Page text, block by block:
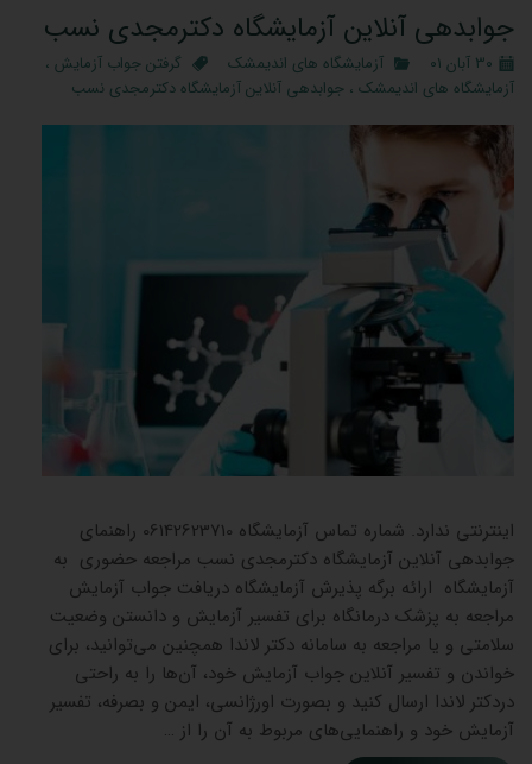
جوابدهی آنلاین آزمایشگاه دکترمجدی نسب
۳۰ آبان ۰۱ آزمایشگاه های اندیمشک گرفتن جواب آزمایش ،
آزمایشگاه های اندیمشک ، جوابدهی آنلاین آزمایشگاه دکترمجدی نسب
اینترنتی ندارد. شماره تماس آزمایشگاه 06142623710 راهنمای
جوابدهی آنلاین آزمایشگاه دکترمجدی نسب مراجعه حضوری به
آزمایشگاه ارائه برگه پذیرش آزمایشگاه دریافت جواب آزمایش
مراجعه به پزشک درمانگاه برای تفسیر آزمایش و دانستن وضعیت
سلامتی و یا مراجعه به سامانه دکتر لاندا همچنین می‌توانید، برای
خواندن و تفسیر آنلاین جواب آزمایش خود، آن‌ها را به راحتی
دردکتر لاندا ارسال کنید و بصورت اورژانسی، ایمن و بصرفه، تفسیر
آزمایش خود و راهنمایی‌های مربوط به آن را از …